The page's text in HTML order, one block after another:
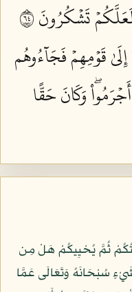
تَشۡكُرُونَ ٤٦
قَوۡمِهِمۡ فَجَآءُوهُم
وَكَانَ حَقًّا
ثُمَّ يُحْيِيكُمْ هَلْ مِن
سُبْحَانَهُ وَتَعَالَى عَمَّا